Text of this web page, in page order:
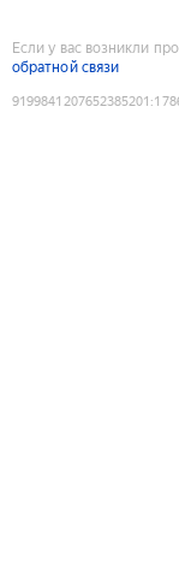
Если у вас возникли
обратной связи
9199841207652385201 :